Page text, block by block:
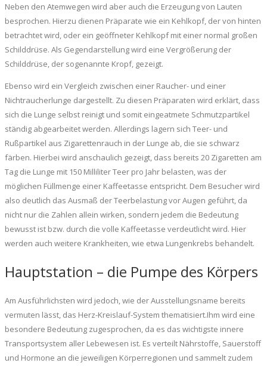
Neben den Atemwegen wird aber auch die Erzeugung von Lauten
besprochen. Hierzu dienen Präparate wie ein Kehlkopf, der von hinten
betrachtet wird, oder ein geöffneter Kehlkopf mit einer normal großen
Schilddrüse. Als Gegendarstellung wird eine Vergrößerung der
Schilddrüse, der sogenannte Kropf, gezeigt.
Ebenso wird ein Vergleich zwischen einer Raucher- und einer
Nichtraucherlunge dargestellt. Zu diesen Präparaten wird erklärt, dass
sich die Lunge selbst reinigt und somit eingeatmete Schmutzpartikel
ständig abgearbeitet werden. Allerdings lagern sich Teer- und
Rußpartikel aus Zigarettenrauch in der Lunge ab, die sie schwarz
färben. Hierbei wird anschaulich gezeigt, dass bereits 20 Zigaretten am
Tag die Lunge mit 150 Milliliter Teer pro Jahr belasten, was der
möglichen Füllmenge einer Kaffeetasse entspricht. Dem Besucher wird
also deutlich das Ausmaß der Teerbelastung vor Augen geführt, da
nicht nur die Zahlen allein wirken, sondern jedem die Bedeutung
bewusst ist bzw. durch die volle Kaffeetasse verdeutlicht wird. Hier
werden auch weitere Krankheiten, wie etwa Lungenkrebs behandelt.
Hauptstation – die Pumpe des Körpers
Am Ausführlichsten wird jedoch, wie der Ausstellungsname bereits
vermuten lässt, das Herz-Kreislauf-System thematisiert.Ihm wird eine
besondere Bedeutung zugesprochen, da es das wichtigste innere
Transportsystem aller Lebewesen ist. Es verteilt Nährstoffe, Sauerstoff
und Hormone an die jeweiligen Körperregionen und sammelt zudem